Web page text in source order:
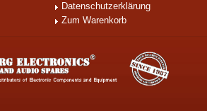
Datenschutzerklärung
Zum Warenkorb